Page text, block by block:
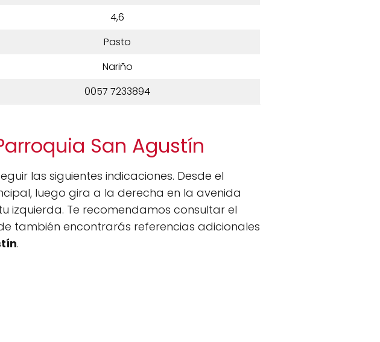
4,6
Pasto
Nariño
0057 7233894
San Agustín
las siguientes indicaciones. Desde el
luego gira a la derecha en la avenida
izquierda. Te recomendamos consultar el
también encontrarás referencias adicionales
.